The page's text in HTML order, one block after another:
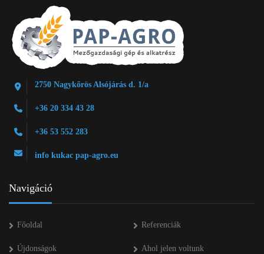
2750 Nagykőrös Alsójárás d. 1/a
+36 20 334 43 28
+36 53 552 283
info kukac pap-agro.eu
Navigáció
Főoldal Referenciák
Újdonságok Ahol jelen voltunk